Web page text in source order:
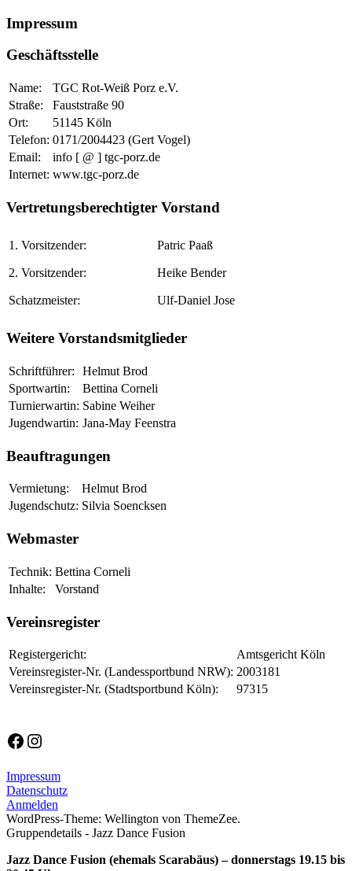
Impressum
Geschäftsstelle
Name:
TGC Rot-Weiß Porz e.V.
Straße:
Fauststraße 90
Ort:
51145 Köln
Telefon: 0171/2004423 (Gert Vogel)
Email:
info [ @ ] tgc-porz.de
Internet: www.tgc-porz.de
Vertretungsberechtigter Vorstand
1. Vorsitzender: Patric Paaß
2. Vorsitzender: Heike Bender
Schatzmeister: Ulf-Daniel Jose
Weitere Vorstandsmitglieder
Schriftführer:
Helmut Brod
Sportwartin:
Bettina Corneli
Turnierwartin: Sabine Weiher
Jugendwartin: Jana-May Feenstra
Beauftragungen
Vermietung:
Helmut Brod
Jugendschutz: Silvia Soencksen
Webmaster
Technik: Bettina Corneli
Inhalte:
Vorstand
Vereinsregister
Registergericht:
Amtsgericht Köln
Vereinsregister-Nr. (Landessportbund NRW): 2003181
Vereinsregister-Nr. (Stadtsportbund Köln):
97315
Facebook
Instagram
Impressum
Datenschutz
Anmelden
WordPress-Theme: Wellington von ThemeZee.
Gruppendetails - Jazz Dance Fusion
Jazz Dance Fusion (ehemals Scarabäus) – donnerstags 19.15 bis